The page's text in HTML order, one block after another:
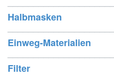
Halbmasken
Einweg-Materialien
______________________
Filter